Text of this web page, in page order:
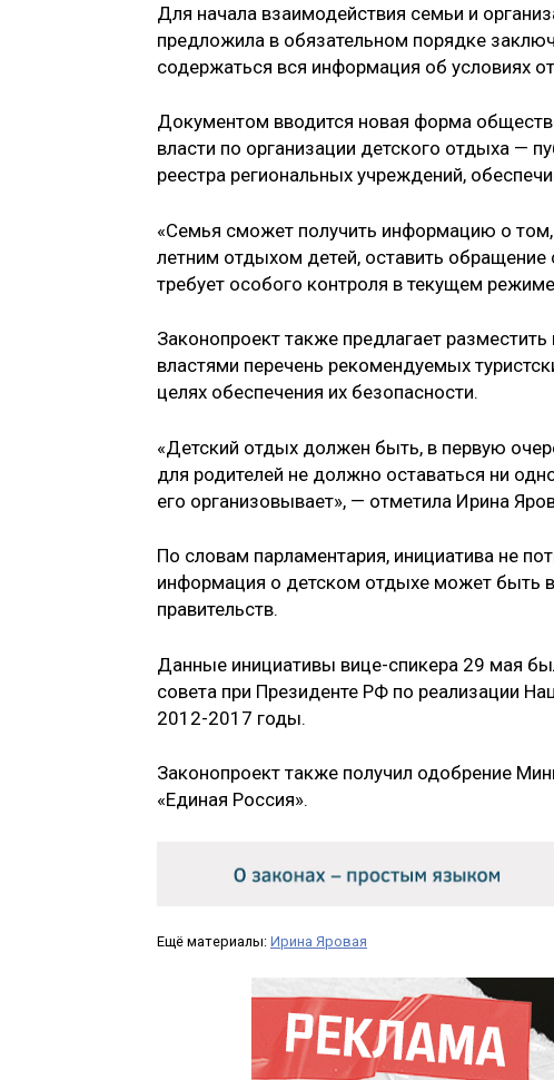
Для начала взаимодействия семьи и
предложила в обязательном порядке
содержаться вся информация об условиях
Документом вводится новая форма
власти по организации детского отдыха —
реестра региональных учреждений,
«Семья сможет получить информацию о том,
летним отдыхом детей, оставить
требует особого контроля в текущем
Законопроект также предлагает
властями перечень рекомендуемых
целях обеспечения их безопасности.
«Детский отдых должен быть, в первую
для родителей не должно оставаться ни
его организовывает», — отметила Ирина
По словам парламентария, инициатива не
информация о детском отдыхе может быть
правительств.
Данные инициативы вице-спикера 29 мая
совета при Президенте РФ по реализации
2012-2017 годы.
Законопроект также получил одобрение
«Единая Россия».
Ещё материалы: Ирина Яровая